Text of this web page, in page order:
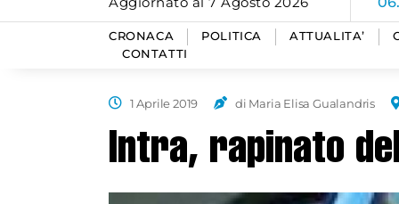
CRONACA POLITICA ATTUALITA’
CONTATTI
1 Aprile 2019 di Maria Elisa Gualandris
Intra, rapinato